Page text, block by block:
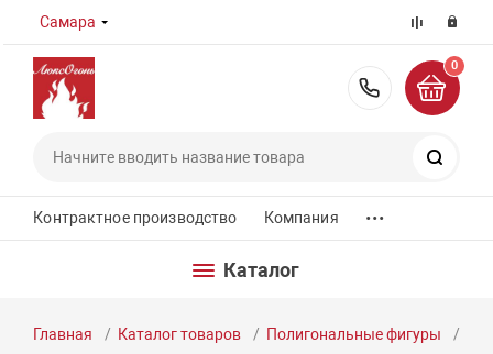
Самара
8 (800)
0
Контрактное производство Компания ...
Каталог
Главная Каталог товаров Полигональные фигуры